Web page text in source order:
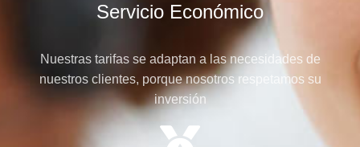
Servicio Económico
Nuestras tarifas se adaptan a las necesidades de
nuestros clientes, porque nosotros respetamos su
inversión